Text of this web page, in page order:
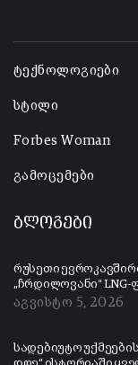
ტექნოლოგიები
სტილი
Forbes Woman
გამოცემები
ბლოგები
რუსეთი
„ჩრდილოვანი“
აგვისტო 5, 2026
სადებიუტო